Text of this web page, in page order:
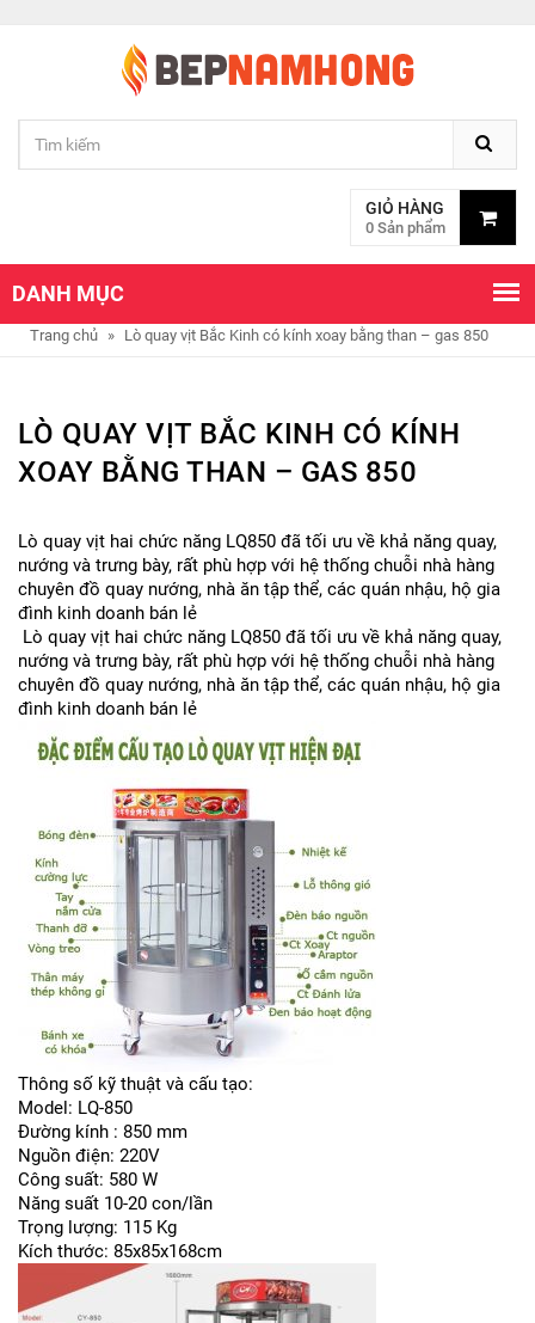
GIỎ HÀNG
0 Sản phẩm
DANH MỤC
Trang chủ » Lò quay vịt Bắc Kinh có kính xoay bằng than – gas 850
LÒ QUAY VỊT BẮC KINH CÓ KÍNH
XOAY BẰNG THAN – GAS 850
Lò quay vịt hai chức năng LQ850 đã tối ưu về khả năng quay,
nướng và trưng bày, rất phù hợp với hệ thống chuỗi nhà hàng
chuyên đồ quay nướng, nhà ăn tập thể, các quán nhậu, hộ gia
đình kinh doanh bán lẻ
Lò quay vịt hai chức năng LQ850 đã tối ưu về khả năng quay,
nướng và trưng bày, rất phù hợp với hệ thống chuỗi nhà hàng
chuyên đồ quay nướng, nhà ăn tập thể, các quán nhậu, hộ gia
đình kinh doanh bán lẻ
Thông số kỹ thuật và cấu tạo:
Model: LQ-850
Đường kính : 850 mm
Nguồn điện: 220V
Công suất: 580 W
Năng suất 10-20 con/lần
Trọng lượng: 115 Kg
Kích thước: 85x85x168cm